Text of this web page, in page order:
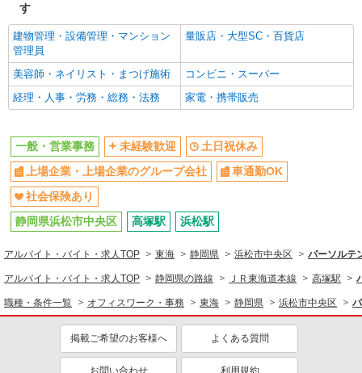
す
建物管理・設備管理・マンション
管理員
量販店・大型SC・百貨店
美容師・ネイリスト・まつげ施術
コンビニ・スーパー
経理・人事・労務・総務・法務
家電・携帯販売
一般・営業事務 未経験歓迎
土日祝休み
上場企業・上場企業のグループ会社
車通勤OK
社会保険あり
静岡県浜松市中央区
高塚駅 浜松駅
アルバイト・バイト・求人TOP 東海 静岡県 浜松市中央区 パーソルテ
アルバイト・バイト・求人TOP 静岡県の路線 ＪＲ東海道本線 高塚駅
職種・条件一覧 オフィスワーク・事務 東海 静岡県 浜松市中央区
掲載ご希望のお客様へ よくある質問
お問い合わせ 利用規約